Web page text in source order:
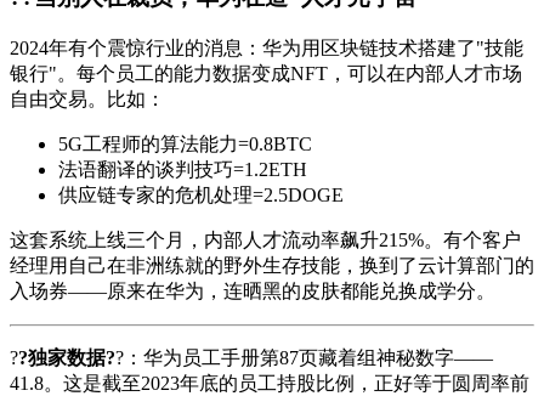
2024年有个震惊行业的消息：华为用区块链技术搭建了"技能
银行"。每个员工的能力数据变成NFT，可以在内部人才市场
自由交易。比如：
5G工程师的算法能力=0.8BTC
法语翻译的谈判技巧=1.2ETH
供应链专家的危机处理=2.5DOGE
这套系统上线三个月，内部人才流动率飙升215%。有个客户
经理用自己在非洲练就的野外生存技能，换到了云计算部门的
入场券——原来在华为，连晒黑的皮肤都能兑换成学分。
??独家数据??：华为员工手册第87页藏着组神秘数字——
41.8。这是截至2023年底的员工持股比例，正好等于圆周率前